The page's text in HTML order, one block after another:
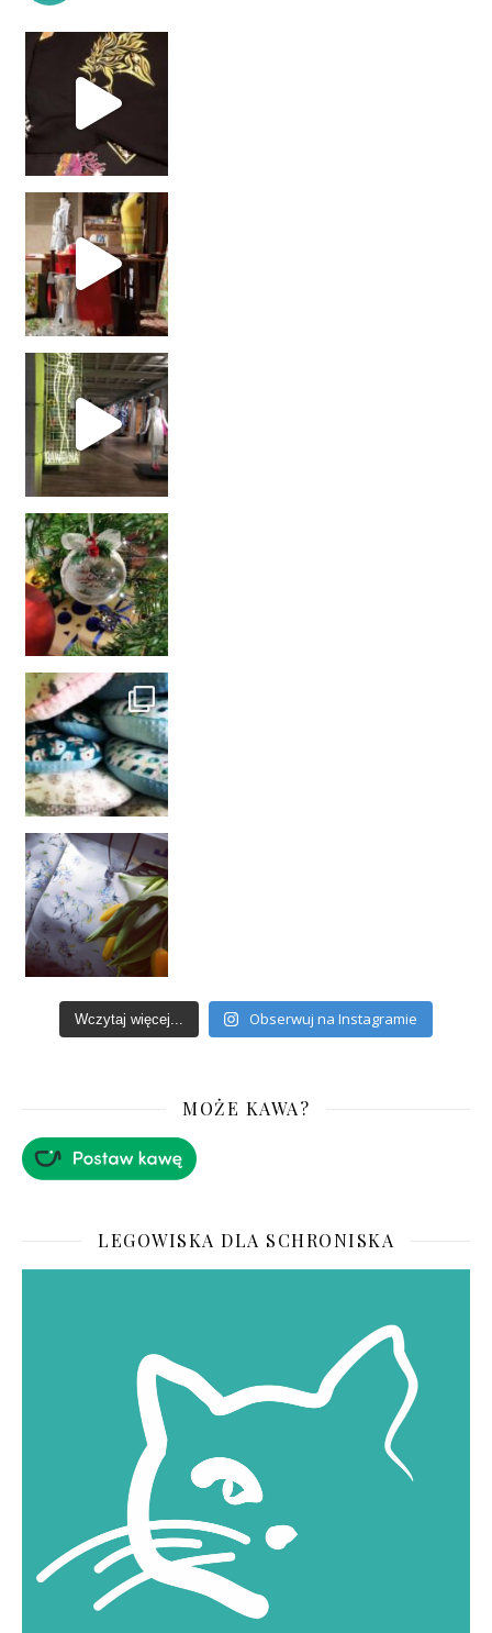
Wczytaj więcej... Obserwuj na Instagramie
MOŻE KAWA?
LEGOWISKA DLA SCHRONISKA